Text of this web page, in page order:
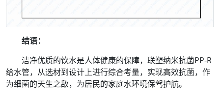
结语：
洁净优质的饮水是人体健康的保障，联塑纳米抗菌PP-R
给水管，从选材到设计上进行综合考量，实现高效抗菌，作
为细菌的天生之敌，为居民的家庭水环境保驾护航。